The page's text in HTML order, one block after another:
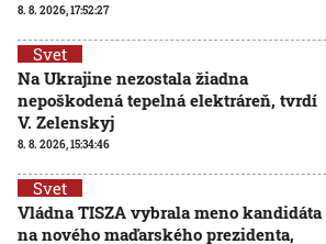
8. 8. 2026, 17:52:27
Svet
Na Ukrajine nezostala žiadna
nepoškodená tepelná elektráreň, tvrdí
V. Zelenskyj
8. 8. 2026, 15:34:46
Svet
Vládna TISZA vybrala meno kandidáta
na nového maďarského prezidenta,